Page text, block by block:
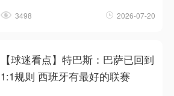
3498 2026-07-20
【球迷看点】特巴斯：巴萨已回到
1:1规则 西班牙有最好的联赛